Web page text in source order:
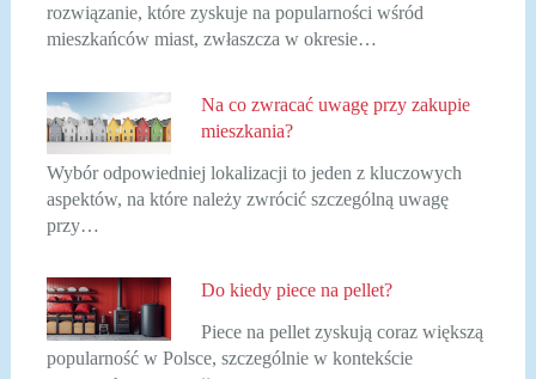
rozwiązanie, które zyskuje na popularności wśród
mieszkańców miast, zwłaszcza w okresie…
Na co zwracać uwagę przy zakupie
mieszkania?
Wybór odpowiedniej lokalizacji to jeden z kluczowych
aspektów, na które należy zwrócić szczególną uwagę
przy…
Do kiedy piece na pellet?
Piece na pellet zyskują coraz większą
popularność w Polsce, szczególnie w kontekście